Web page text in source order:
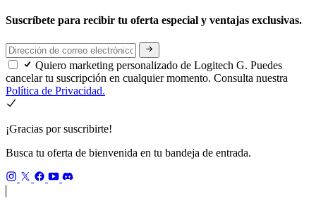
Suscríbete para recibir tu oferta especial y ventajas exclusivas.
Quiero marketing personalizado de Logitech G. Puedes
cancelar tu suscripción en cualquier momento. Consulta nuestra
Política de Privacidad.
¡Gracias por suscribirte!
Busca tu oferta de bienvenida en tu bandeja de entrada.